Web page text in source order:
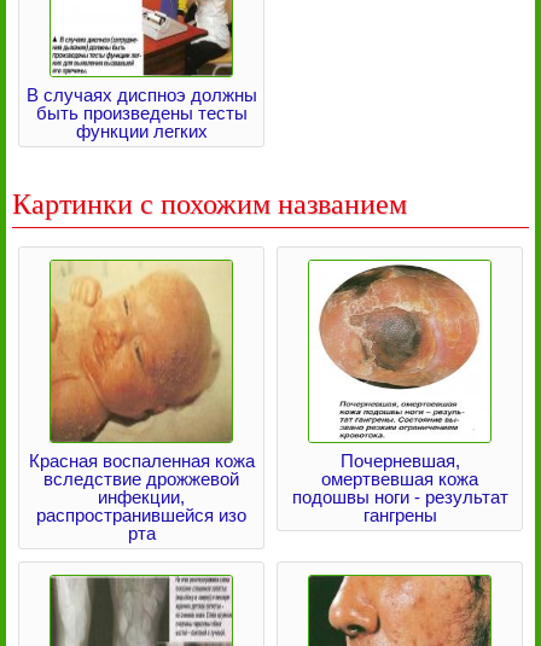
В случаях диспноэ должны
быть произведены тесты
функции легких
Картинки с похожим названием
Красная воспаленная кожа
вследствие дрожжевой
инфекции,
распространившейся изо
рта
Почерневшая,
омертвевшая кожа
подошвы ноги - результат
гангрены